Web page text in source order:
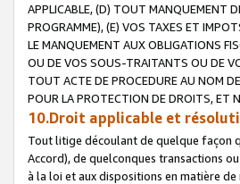
APPLICABLE, (D) TOUT MANQUEMENT
PROGRAMME), (E) VOS TAXES ET
LE MANQUEMENT AUX OBLIGATIONS
OU DE VOS SOUS-TRAITANTS OU DE
TOUT ACTE DE PROCEDURE AU NOM
POUR LA PROTECTION DE DROITS, ET
10.Droit applicable et
Tout litige découlant de quelque façon
Accord), de quelconques transactions
à la loi et aux dispositions en matière